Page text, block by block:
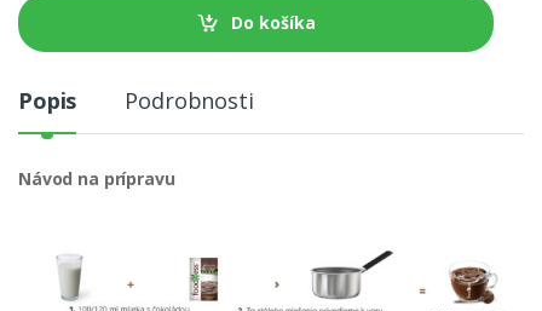
s
t
Do košíka
Popis Podrobnosti
Návod na prípravu